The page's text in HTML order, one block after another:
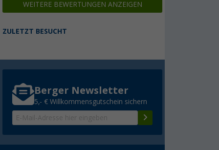
WEITERE BEWERTUNGEN ANZEIGEN
ZULETZT BESUCHT
Berger Newsletter
5,- € Willkommensgutschein sichern